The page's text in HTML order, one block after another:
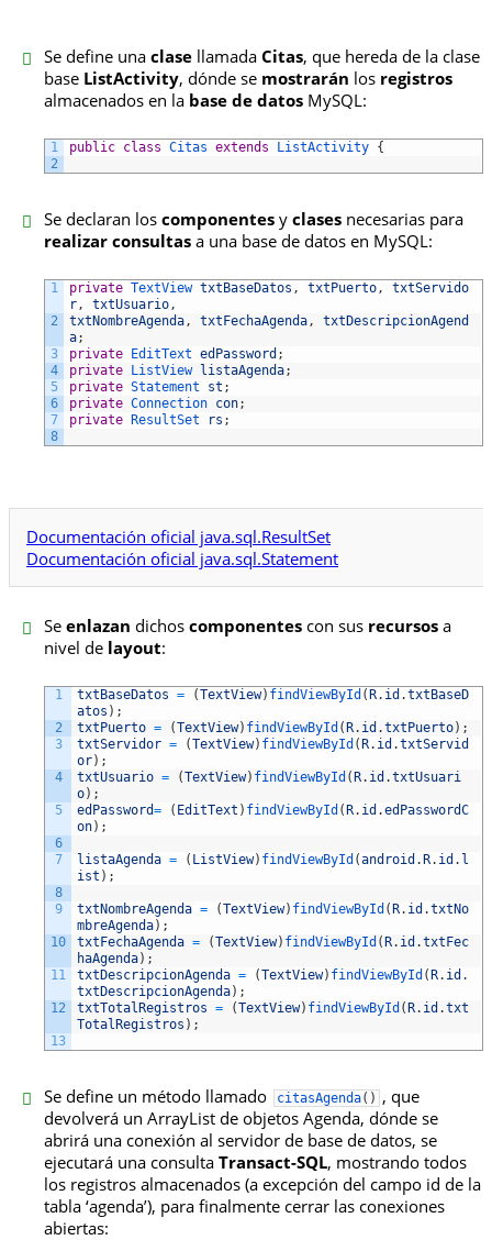
Se define unaclase llamadaCitas, que hereda de la clase
base ListActivity, dónde se mostrarán los registros
almacenados en la base de datos MySQL:
1
2
public class Citas extends ListActivity {
Se declaran loscomponentes yclases necesarias para
realizar consultas a una base de datos en MySQL:
1
2
3
4
5
6
7
8
private TextView txtBaseDatos , txtPuerto ,
txtServido
r , txtUsuario ,
txtNombreAgenda , txtFechaAgenda ,
txtDescripcionAgend
a;
private EditText edPassword ;
private ListView listaAgenda;
private Statement st ;
private Connection con;
private ResultSet rs ;
Documentación oficial java.sql.ResultSet
Documentación oficial java.sql.Statement
Seenlazan dichoscomponentes con sus recursos a
nivel de layout:
1
2
3
4
5
6
7
8
9
10
11
12
13
txtBaseDatos = (TextView) findViewById (R. id .txtBaseD
atos ) ;
txtPuerto = (TextView) findViewById (R. id .txtPuerto) ;
txtServidor = (TextView) findViewById (R. id .txtServid
or) ;
txtUsuario = (TextView) findViewById (R. id .txtUsuari
o) ;
edPassword= ( EditText ) findViewById (R. id .edPasswordC
on) ;
listaAgenda = ( ListView) findViewById (android .R. id . l
ist ) ;
txtNombreAgenda = (TextView) findViewById (R. id .txtNo
mbreAgenda) ;
txtFechaAgenda = (TextView) findViewById (R. id .txtFec
haAgenda) ;
txtDescripcionAgenda = (TextView) findViewById (R. id .
txtDescripcionAgenda) ;
txtTotalRegistros = (TextView) findViewById (R. id .txt
TotalRegistros ) ;
Se define un método llamado citasAgenda( ) , que
devolverá un ArrayList de objetos Agenda, dónde se
abrirá una conexión al servidor de base de datos, se
ejecutará una consultaTransact-SQL, mostrando todos
los registros almacenados (a excepción del campo id de la
tabla ‘agenda’), para finalmente cerrar las conexiones
abiertas: